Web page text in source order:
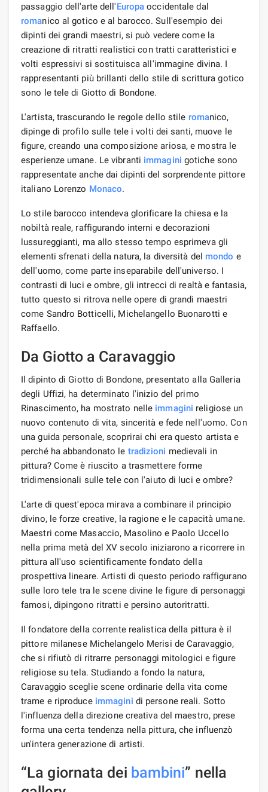
passaggio dell'arte dell'Europa occidentale dal
romanico al gotico e al barocco. Sull'esempio dei
dipinti dei grandi maestri, si può vedere come la
creazione di ritratti realistici con tratti caratteristici e
volti espressivi si sostituisca all'immagine divina. I
rappresentanti più brillanti dello stile di scrittura gotico
sono le tele di Giotto di Bondone.
L'artista, trascurando le regole dello stile romanico,
dipinge di profilo sulle tele i volti dei santi, muove le
figure, creando una composizione ariosa, e mostra le
esperienze umane. Le vibranti immagini gotiche sono
rappresentate anche dai dipinti del sorprendente pittore
italiano Lorenzo Monaco.
Lo stile barocco intendeva glorificare la chiesa e la
nobiltà reale, raffigurando interni e decorazioni
lussureggianti, ma allo stesso tempo esprimeva gli
elementi sfrenati della natura, la diversità del mondo e
dell'uomo, come parte inseparabile dell'universo. I
contrasti di luci e ombre, gli intrecci di realtà e fantasia,
tutto questo si ritrova nelle opere di grandi maestri
come Sandro Botticelli, Michelangello Buonarotti e
Raffaello.
Da Giotto a Caravaggio
Il dipinto di Giotto di Bondone, presentato alla Galleria
degli Uffizi, ha determinato l'inizio del primo
Rinascimento, ha mostrato nelle immagini religiose un
nuovo contenuto di vita, sincerità e fede nell'uomo. Con
una guida personale, scoprirai chi era questo artista e
perché ha abbandonato le tradizioni medievali in
pittura? Come è riuscito a trasmettere forme
tridimensionali sulle tele con l'aiuto di luci e ombre?
L'arte di quest'epoca mirava a combinare il principio
divino, le forze creative, la ragione e le capacità umane.
Maestri come Masaccio, Masolino e Paolo Uccello
nella prima metà del XV secolo iniziarono a ricorrere in
pittura all'uso scientificamente fondato della
prospettiva lineare. Artisti di questo periodo raffigurano
sulle loro tele tra le scene divine le figure di personaggi
famosi, dipingono ritratti e persino autoritratti.
Il fondatore della corrente realistica della pittura è il
pittore milanese Michelangelo Merisi de Caravaggio,
che si rifiutò di ritrarre personaggi mitologici e figure
religiose su tela. Studiando a fondo la natura,
Caravaggio sceglie scene ordinarie della vita come
trame e riproduce immagini di persone reali. Sotto
l'influenza della direzione creativa del maestro, prese
forma una certa tendenza nella pittura, che influenzò
un'intera generazione di artisti.
“La giornata dei bambini” nella